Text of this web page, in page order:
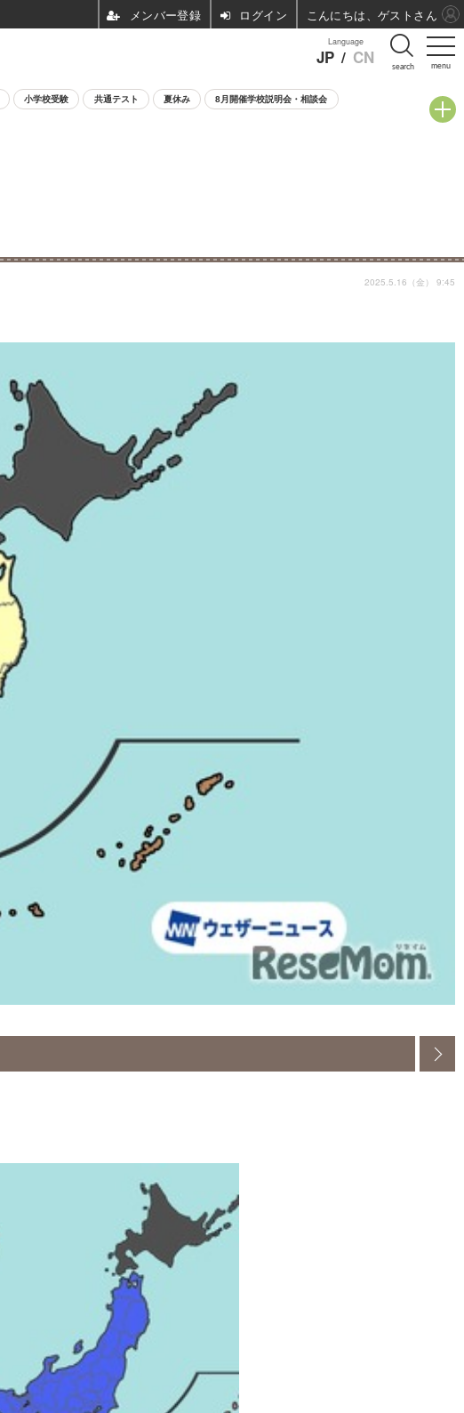
menu
Language
JP / CN search
小学校受験 共通テスト 夏休み 8月開催学校説明会・相談会
2025.5.16（金） 9:45
ログイン こんにちは、ゲストさん